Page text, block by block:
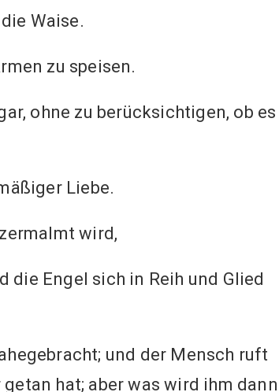
Waise.
zu speisen.
ohne zu berücksichtigen, ob es
Liebe.
wird,
die Engel sich in Reih und Glied
und der Mensch ruft
hat; aber was wird ihm dann